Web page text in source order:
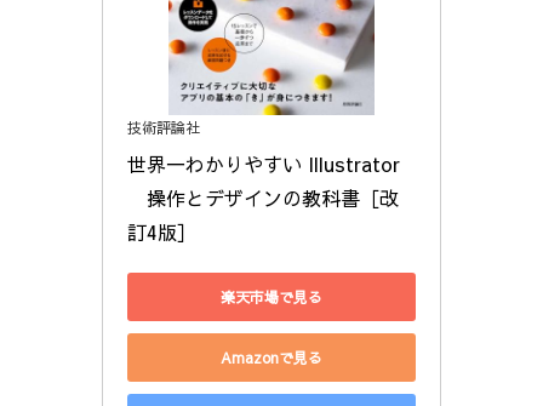
技術評論社
世界一わかりやすい Illustrator
操作とデザインの教科書［改
訂4版］
楽天市場で見る
Amazonで見る